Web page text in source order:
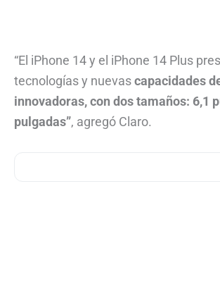
“El iPhone 14 y el iPhone 14 Plus
tecnologías y nuevascapacidades
innovadoras, con dos tamaños: 6,1
pulgadas”, agregó Claro.